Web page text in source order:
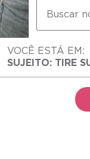
VOCÊ ESTÁ EM:
SUJEITO: TIRE